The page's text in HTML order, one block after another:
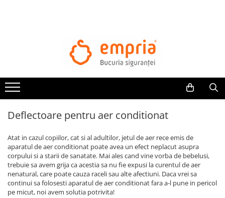
Bariere protectie pentru pat
Protectii mobilier
Protectie colturi mobila copii
Sigurante pentru sertare si usi
Sigurante geamuri si usi glisante
Kituri de siguranta pentru copii si
bebelusi
Deflectoare pentru aer conditionat
Atat in cazul copiilor, cat si al adultilor, jetul de aer rece emis de
aparatul de aer conditionat poate avea un efect neplacut asupra
corpului si a starii de sanatate. Mai ales cand vine vorba de bebelusi,
trebuie sa avem grija ca acestia sa nu fie expusi la curentul de aer
nenatural, care poate cauza raceli sau alte afectiuni. Daca vrei sa
continui sa folosesti aparatul de aer conditionat fara a-l pune in pericol
pe micut, noi avem solutia potrivita!